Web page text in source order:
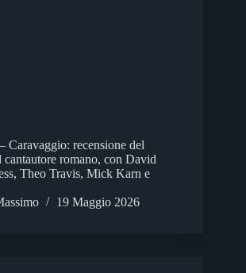
Caravaggio: recensione del
romano, con David
Theo Travis, Mick Karn e
19 Maggio 2026